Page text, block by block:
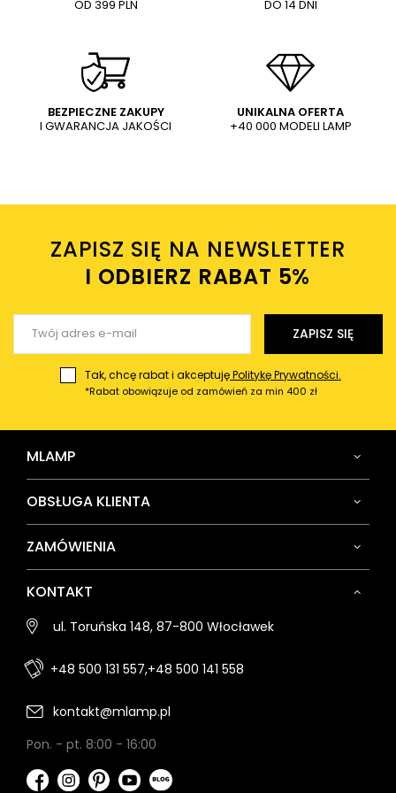
Treść twojej opinii
Dodaj własne zdjęcie produktu:
Twoje imię
Twój email
OD 399 PLN
DO 14 DNI
BEZPIECZNE ZAKUPY
I GWARANCJA JAKOŚCI
UNIKALNA OFERTA
+40 000 MODELI LAMP
ZAPISZ SIĘ NA NEWSLETTER
I ODBIERZ RABAT 5%ㅤ
ZAPISZ SIĘ
Tak, chcę rabat i akceptujęPolitykę Prywatności.
*Rabat obowiązuje od zamówień za min 400 zł
MLAMP
OBSŁUGA KLIENTA
ZAMÓWIENIA
KONTAKT
ul. Toruńska 148, 87-800 Włocławek
+48 500 131 557,+48 500 141 558
kontakt@mlamp.pl
Pon. - pt. 8:00 - 16:00